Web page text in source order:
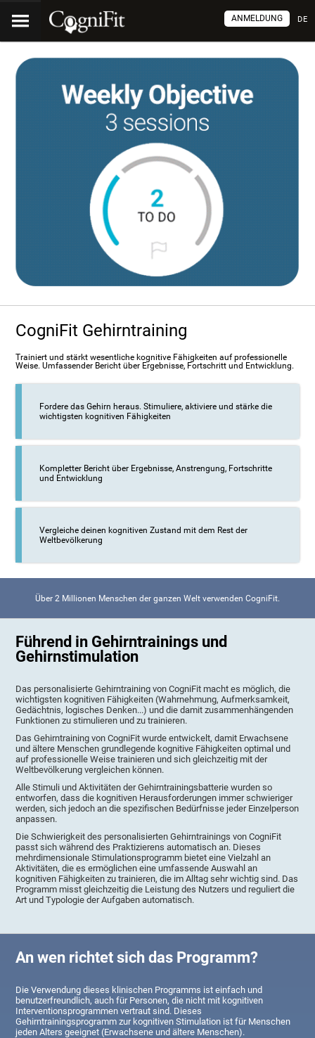
DE
ANMELDUNG
CogniFit Gehirntraining
Trainiert und stärkt wesentliche kognitive Fähigkeiten auf professionelle
Weise. Umfassender Bericht über Ergebnisse, Fortschritt und Entwicklung.
Fordere das Gehirn heraus. Stimuliere, aktiviere und stärke die
wichtigsten kognitiven Fähigkeiten
Kompletter Bericht über Ergebnisse, Anstrengung, Fortschritte
und Entwicklung
Vergleiche deinen kognitiven Zustand mit dem Rest der
Weltbevölkerung
Über 2 Millionen Menschen der ganzen Welt verwenden CogniFit.
Führend in Gehirntrainings und
Gehirnstimulation
Das personalisierte Gehirntraining von CogniFit macht es möglich, die
wichtigsten kognitiven Fähigkeiten (Wahrnehmung, Aufmerksamkeit,
Gedächtnis, logisches Denken...) und die damit zusammenhängenden
Funktionen zu stimulieren und zu trainieren.
Das Gehirntraining von CogniFit wurde entwickelt, damit Erwachsene
und ältere Menschen grundlegende kognitive Fähigkeiten optimal und
auf professionelle Weise trainieren und sich gleichzeitig mit der
Weltbevölkerung vergleichen können.
Alle Stimuli und Aktivitäten der Gehirntrainingsbatterie wurden so
entworfen, dass die kognitiven Herausforderungen immer schwieriger
werden, sich jedoch an die spezifischen Bedürfnisse jeder Einzelperson
anpassen.
Die Schwierigkeit des personalisierten Gehirntrainings von CogniFit
passt sich während des Praktizierens automatisch an. Dieses
mehrdimensionale Stimulationsprogramm bietet eine Vielzahl an
Aktivitäten, die es ermöglichen eine umfassende Auswahl an
kognitiven Fähigkeiten zu trainieren, die im Alltag sehr wichtig sind. Das
Programm misst gleichzeitig die Leistung des Nutzers und reguliert die
Art und Typologie der Aufgaben automatisch.
An wen richtet sich das Programm?
Die Verwendung dieses klinischen Programms ist einfach und
benutzerfreundlich, auch für Personen, die nicht mit kognitiven
Interventionsprogrammen vertraut sind. Dieses
Gehirntrainingsprogramm zur kognitiven Stimulation ist für Menschen
jeden Alters geeignet (Erwachsene und ältere Menschen).